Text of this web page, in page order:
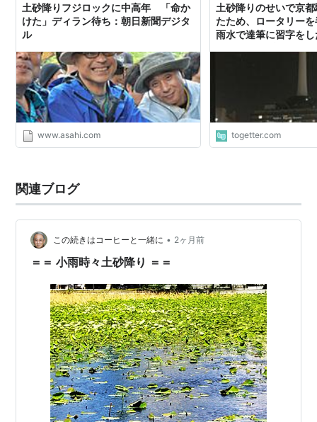
土砂降りフジロックに中高年 「命か
けた」ディラン待ち：朝日新聞デジタ
ル
www.asahi.com
土砂降りのせいで京
たため、ロータリー
雨水で達筆に習字を
togetter.com
関連ブログ
この続きはコーヒーと一緒に • 2ヶ月前
＝＝ 小雨時々土砂降り ＝＝